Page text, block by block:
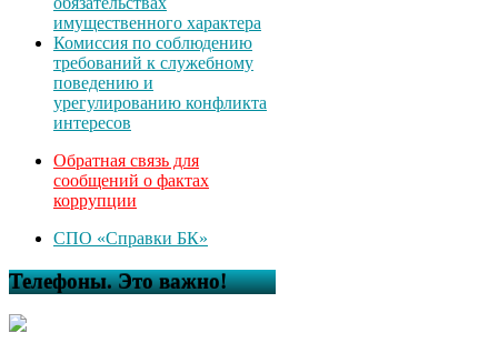
имущественного характера
Комиссия по соблюдению
требований к служебному
поведению и
урегулированию конфликта
интересов
Обратная связь для
сообщений о фактах
коррупции
СПО «Справки БК»
Телефоны. Это важно!